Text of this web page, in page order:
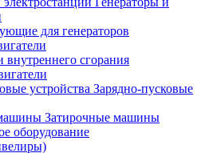
для генераторов
внутреннего сгорания
Зарядно-пусковые
Затирочные машины